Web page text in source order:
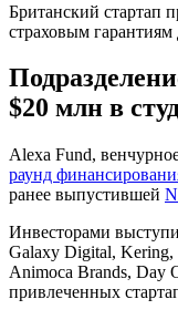
Британский стартап
страховым
$20 млн в
Alexa Fund,
раунд
ранее выпустившей
Инвесторами
Galaxy Digital, Kering,
Animoca Brands, Day
привлеченных